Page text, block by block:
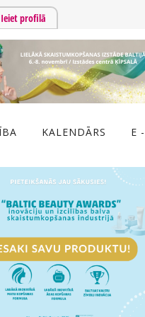
Ieiet profilā
KALENDĀRS E